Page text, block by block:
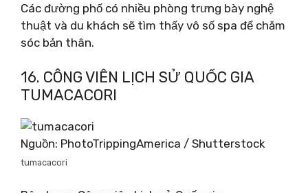
Các đường phố có nhiều phòng trưng bày nghệ
thuật và du khách sẽ tìm thấy vô số spa để chăm
sóc bản thân.
16. CÔNG VIÊN LỊCH SỬ QUỐC GIA
TUMACACORI
Nguồn: PhotoTrippingAmerica / Shutterstock
tumacacori